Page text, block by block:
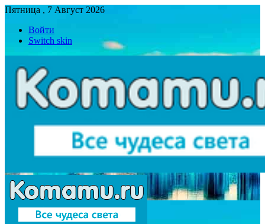
Пятница , 7 Август 2026
Войти
Switch skin